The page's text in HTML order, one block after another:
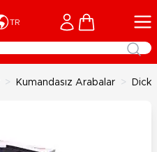
TR Cart
> Kumandasız Arabalar >